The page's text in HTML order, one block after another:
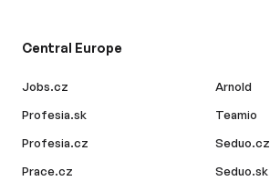
Central Europe
Jobs.cz
Profesia.sk
Profesia.cz
Prace.cz
Arnold
Teamio
Seduo.cz
Seduo.sk